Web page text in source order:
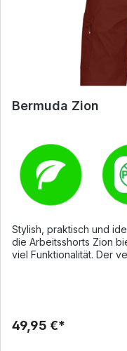
Bermuda Zion
Stylish, praktisch und
die Arbeitsshorts Zion
viel Funktionalität. Der
BCI-Baumwolle,
Tragekomfort,
49,95 €*